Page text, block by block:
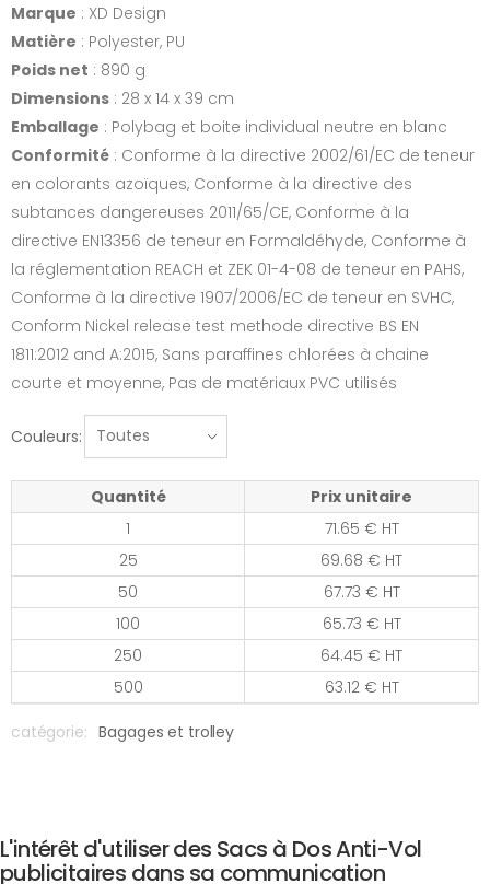
Marque : XD Design
Matière : Polyester, PU
Poids net : 890 g
Dimensions : 28 x 14 x 39 cm
Emballage : Polybag et boite individual neutre en blanc
Conformité : Conforme à la directive 2002/61/EC de teneur
en colorants azoïques, Conforme à la directive des
subtances dangereuses 2011/65/CE, Conforme à la
directive EN13356 de teneur en Formaldéhyde, Conforme à
la réglementation REACH et ZEK 01-4-08 de teneur en PAHS,
Conforme à la directive 1907/2006/EC de teneur en SVHC,
Conform Nickel release test methode directive BS EN
1811:2012 and A:2015, Sans paraffines chlorées à chaine
courte et moyenne, Pas de matériaux PVC utilisés
Couleurs:
Quantité
Prix unitaire
1
71.65 € HT
25
69.68 € HT
50
67.73 € HT
100
65.73 € HT
250
64.45 € HT
500
63.12 € HT
catégorie: Bagages et trolley
L'intérêt d'utiliser des Sacs à Dos Anti-Vol
publicitaires dans sa communication